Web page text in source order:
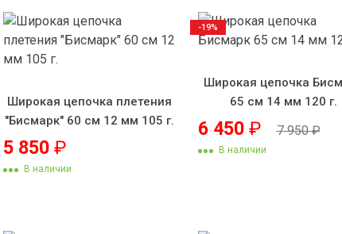
Широкая цепочка плетения
"Бисмарк" 60 см 12 мм 105 г.
5 850 ₽
В наличии
Широкая цепочка
65 см 14 мм 120 г.
6 450 ₽ 7 950₽
В наличии
-19%